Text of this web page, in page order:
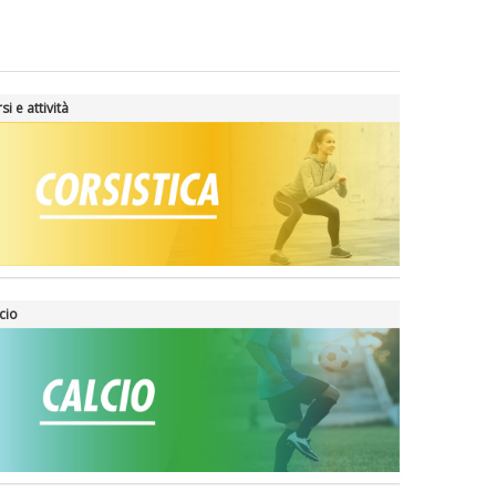
e attività